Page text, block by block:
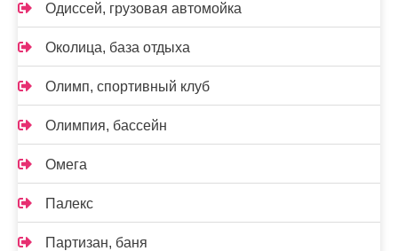
Одиссей, грузовая автомойка
Околица, база отдыха
Олимп, спортивный клуб
Олимпия, бассейн
Омега
Палекс
Партизан, баня